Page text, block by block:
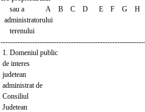
sau a A B C D E F G H I
administratorului
terenului
1. Domeniul public
de interes
judetean
administrat de
Consiliul
Judetean